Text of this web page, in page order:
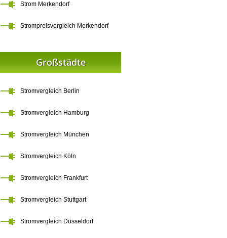
Strom Merkendorf
Strompreisvergleich Merkendorf
Großstädte
Stromvergleich Berlin
Stromvergleich Hamburg
Stromvergleich München
Stromvergleich Köln
Stromvergleich Frankfurt
Stromvergleich Stuttgart
Stromvergleich Düsseldorf